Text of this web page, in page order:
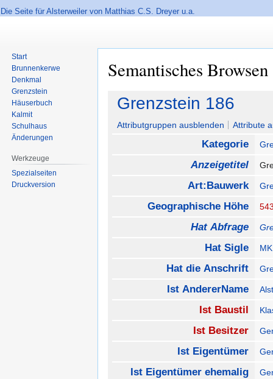
Die Seite für Alsterweiler von Matthias C.S. Dreyer u.a.
Semantisches Browsen
Zur
Navigation
springen
Zur
Suche
springen
Grenzstein 186
Attributgruppen ausblenden Attribute
Kategorie
Anzeigetitel
Art:Bauwerk
Geographische Höhe
Hat Abfrage
Hat Sigle MK
Hat die Anschrift
Ist AndererName
Ist Baustil
Ist Besitzer
Ist Eigentümer
Ist Eigentümer ehemalig
Start
Brunnenkerwe
Denkmal
Grenzstein
Häuserbuch
Kalmit
Schulhaus
Änderungen
Werkzeuge
Spezialseiten
Druckversion